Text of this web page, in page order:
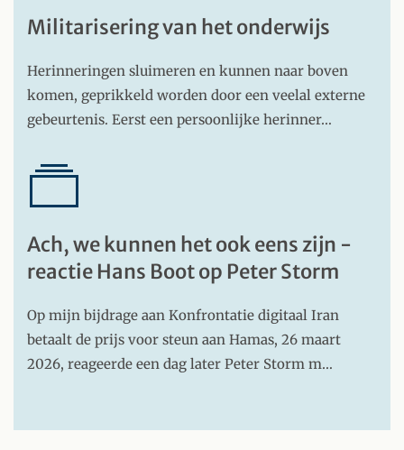
Militarisering van het onderwijs
Herinneringen sluimeren en kunnen naar boven
komen, geprikkeld worden door een veelal externe
gebeurtenis. Eerst een persoonlijke herinner…
Ach, we kunnen het ook eens zijn -
reactie Hans Boot op Peter Storm
Op mijn bijdrage aan Konfrontatie digitaal Iran
betaalt de prijs voor steun aan Hamas, 26 maart
2026, reageerde een dag later Peter Storm m…